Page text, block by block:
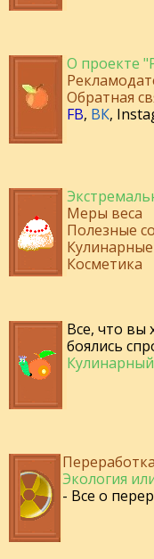
О проекте
Обратная
FB, ВК,
Меры веса
Полезные
Косметика
Все, что вы
боялись
Экология
- Все о